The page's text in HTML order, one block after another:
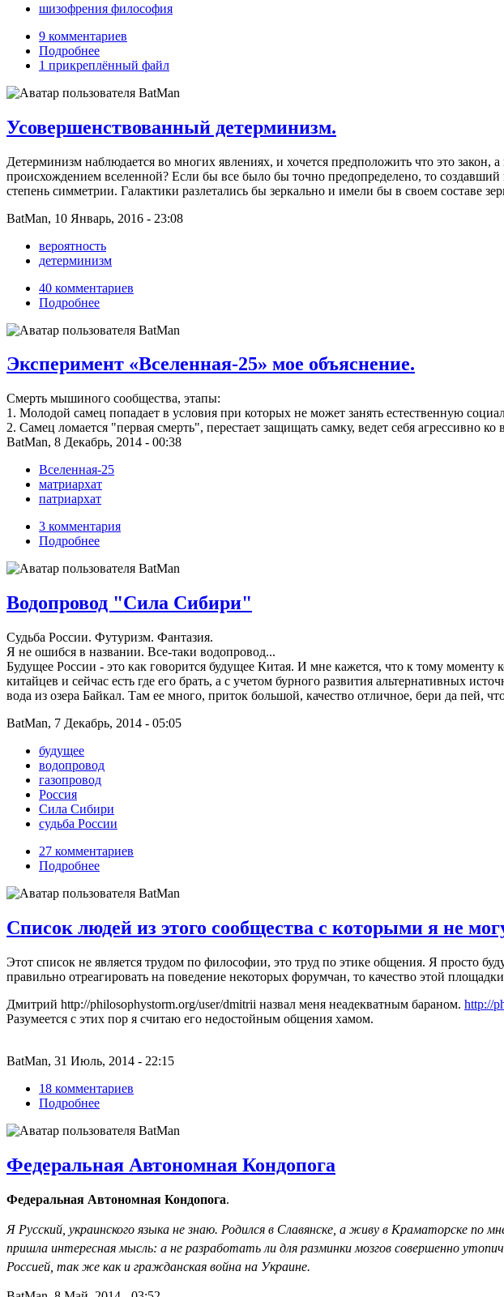
шизофрения философия
9 комментариев
Подробнее
1 прикреплённый файл
Усовершенствованный детерминизм.
Детерминизм наблюдается во многих явлениях, и хочется предположить что это
происхождением вселенной? Если бы все было бы точно предопределено, то
степень симметрии. Галактики разлетались бы зеркально и имели бы в своем составе
BatMan, 10 Январь, 2016 - 23:08
вероятность
детерминизм
40 комментариев
Подробнее
Эксперимент «Вселенная-25» мое объяснение.
Смерть мышиного сообщества, этапы:
1. Молодой самец попадает в условия при которых не может занять естественную
2. Самец ломается "первая смерть", перестает защищать самку, ведет себя агрессивно
BatMan, 8 Декабрь, 2014 - 00:38
Вселенная-25
матриархат
патриархат
3 комментария
Подробнее
Водопровод "Сила Сибири"
Судьба России. Футуризм. Фантазия.
Я не ошибся в названии. Все-таки водопровод...
Будущее России - это как говорится будущее Китая. И мне кажется, что к тому моменту
китайцев и сейчас есть где его брать, а с учетом бурного развития альтернативных
вода из озера Байкал. Там ее много, приток большой, качество отличное, бери да пей,
BatMan, 7 Декабрь, 2014 - 05:05
будущее
водопровод
газопровод
Россия
Сила Сибири
судьба России
27 комментариев
Подробнее
Список людей из этого сообщества с которыми я не
Этот список не является трудом по философии, это труд по этике общения. Я просто
правильно отреагировать на поведение некоторых форумчан, то качество этой
Дмитрий http://philosophystorm.org/user/dmitrii назвал меня неадекватным бараном. http://
Разумеется с этих пор я считаю его недостойным общения хамом.
BatMan, 31 Июль, 2014 - 22:15
18 комментариев
Подробнее
Федеральная Автономная Кондопога
Федеральная Автономная Кондопога.
Я Русский, украинского языка не знаю. Родился в Славянске, а живу в Краматорске по
пришла интересная мысль: а не разработать ли для разминки мозгов совершенно
Россией, так же как и гражданская война на Украине.